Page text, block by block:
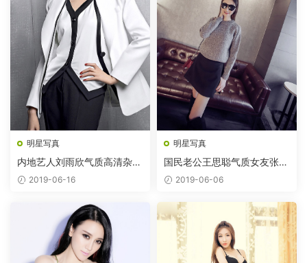
明星写真
内地艺人刘雨欣气质高清杂志
图片2019-06-16
明星写真
国民老公王思聪气质女友张予
曦 2019-06-06